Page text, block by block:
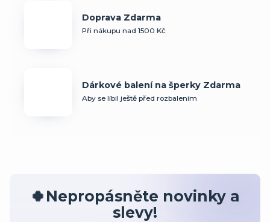
Doprava Zdarma
Při nákupu nad 1500 Kč
Dárkové balení na šperky Zdarma
Aby se líbil ještě před rozbalením
🍀Nepropásněte novinky a
slevy!